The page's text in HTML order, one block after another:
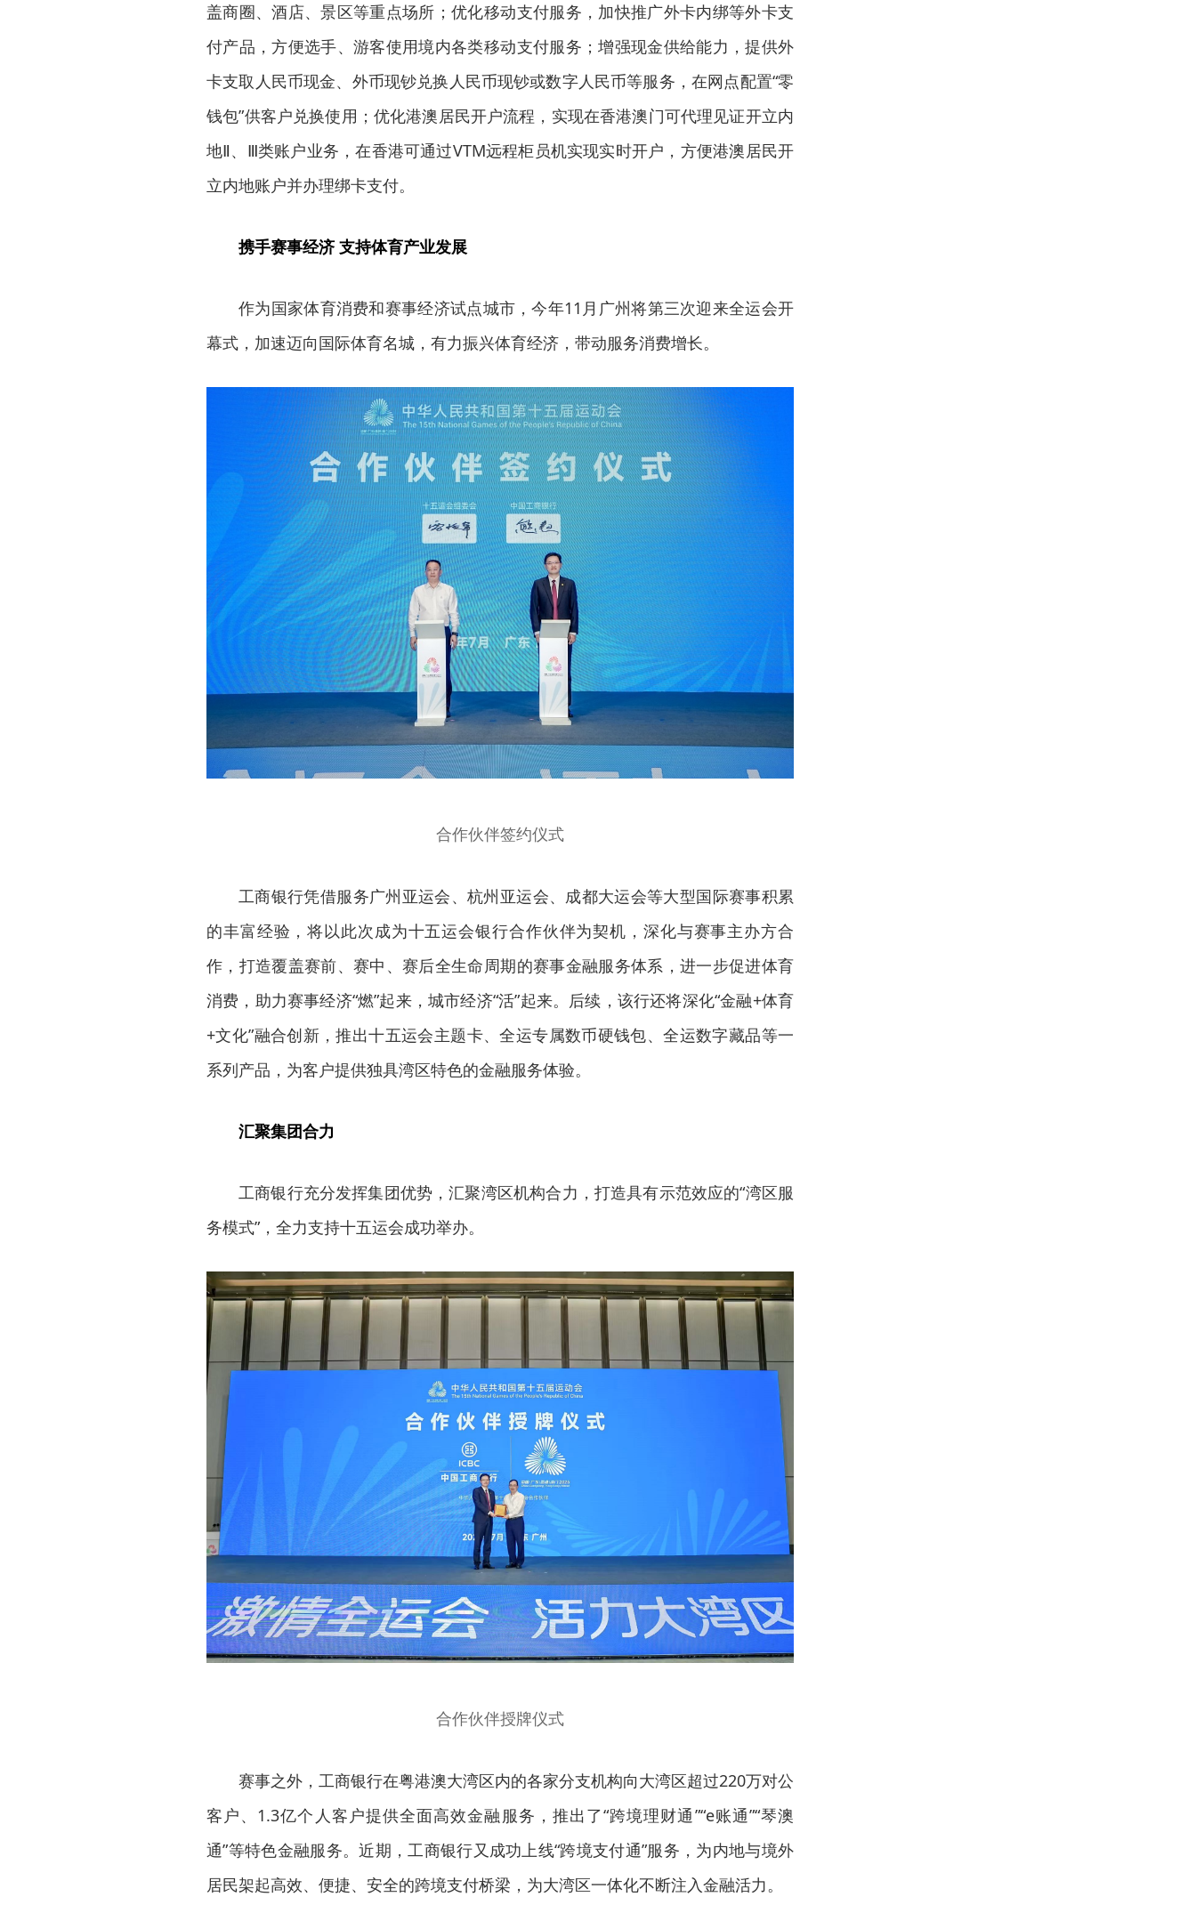
盖商圈、酒店、景区等重点场所；优化移动支付服务，加快推广外卡内绑等外卡支
付产品，方便选手、游客使用境内各类移动支付服务；增强现金供给能力，提供外
卡支取人民币现金、外币现钞兑换人民币现钞或数字人民币等服务，在网点配置“零
钱包”供客户兑换使用；优化港澳居民开户流程，实现在香港澳门可代理见证开立内
地Ⅱ、Ⅲ类账户业务，在香港可通过VTM远程柜员机实现实时开户，方便港澳居民开
立内地账户并办理绑卡支付。
携手赛事经济 支持体育产业发展
作为国家体育消费和赛事经济试点城市，今年11月广州将第三次迎来全运会开
幕式，加速迈向国际体育名城，有力振兴体育经济，带动服务消费增长。
合作伙伴签约仪式
工商银行凭借服务广州亚运会、杭州亚运会、成都大运会等大型国际赛事积累
的丰富经验，将以此次成为十五运会银行合作伙伴为契机，深化与赛事主办方合
作，打造覆盖赛前、赛中、赛后全生命周期的赛事金融服务体系，进一步促进体育
消费，助力赛事经济“燃”起来，城市经济“活”起来。后续，该行还将深化“金融+体育
+文化”融合创新，推出十五运会主题卡、全运专属数币硬钱包、全运数字藏品等一
系列产品，为客户提供独具湾区特色的金融服务体验。
汇聚集团合力
工商银行充分发挥集团优势，汇聚湾区机构合力，打造具有示范效应的“湾区服
务模式”，全力支持十五运会成功举办。
合作伙伴授牌仪式
赛事之外，工商银行在粤港澳大湾区内的各家分支机构向大湾区超过220万对公
客户、1.3亿个人客户提供全面高效金融服务，推出了“跨境理财通”“e账通”“琴澳
通”等特色金融服务。近期，工商银行又成功上线“跨境支付通”服务，为内地与境外
居民架起高效、便捷、安全的跨境支付桥梁，为大湾区一体化不断注入金融活力。